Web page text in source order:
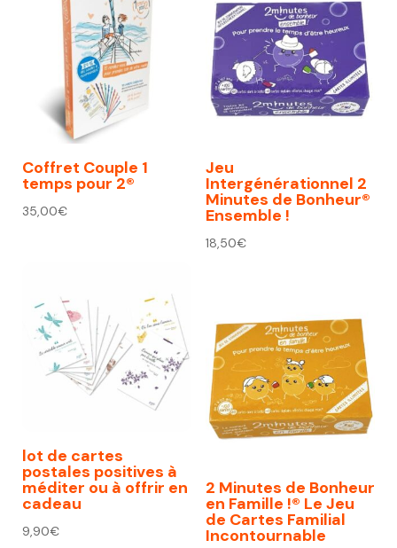
74,00€.67,00€.
Coffret Couple 1
temps pour 2®
35,00€
Jeu
Intergénérationnel 2
Minutes de Bonheur®
Ensemble !
18,50€
lot de cartes
postales positives à
méditer ou à offrir en
cadeau
9,90€
2 Minutes de Bonheur
en Famille !® Le Jeu
de Cartes Familial
Incontournable